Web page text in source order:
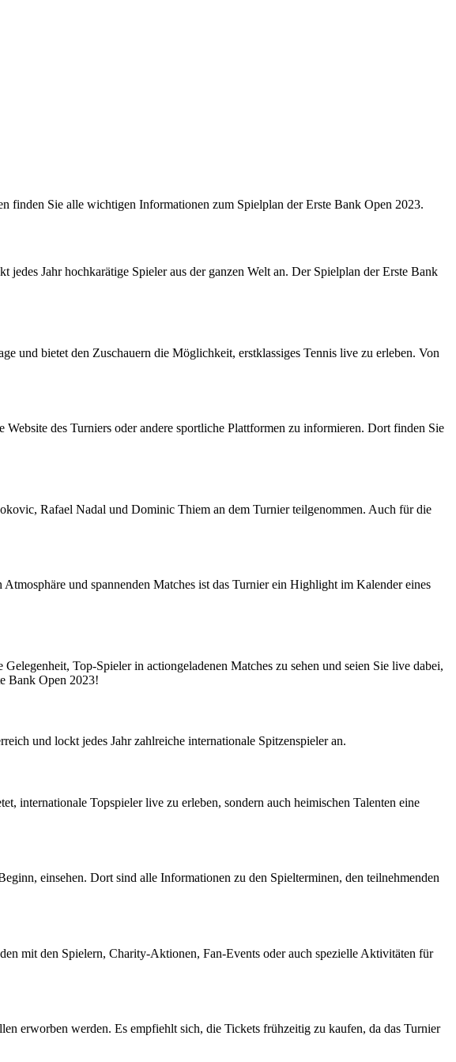
finden Sie alle wichtigen Informationen zum Spielplan der Erste Bank Open 2023.
Jahr hochkarätige Spieler aus der ganzen Welt an. Der Spielplan der Erste Bank
und bietet den Zuschauern die Möglichkeit, erstklassiges Tennis live zu erleben. Von
des Turniers oder andere sportliche Plattformen zu informieren. Dort finden Sie
Rafael Nadal und Dominic Thiem an dem Turnier teilgenommen. Auch für die
und spannenden Matches ist das Turnier ein Highlight im Kalender eines
Top-Spieler in actiongeladenen Matches zu sehen und seien Sie live dabei,
Bank Open 2023!
und lockt jedes Jahr zahlreiche internationale Spitzenspieler an.
internationale Topspieler live zu erleben, sondern auch heimischen Talenten eine
einsehen. Dort sind alle Informationen zu den Spielterminen, den teilnehmenden
mit den Spielern, Charity-Aktionen, Fan-Events oder auch spezielle Aktivitäten für
erworben werden. Es empfiehlt sich, die Tickets frühzeitig zu kaufen, da das Turnier